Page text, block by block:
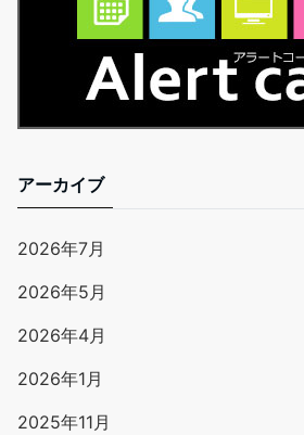
アーカイブ
2026年7月
2026年5月
2026年4月
2026年1月
2025年11月